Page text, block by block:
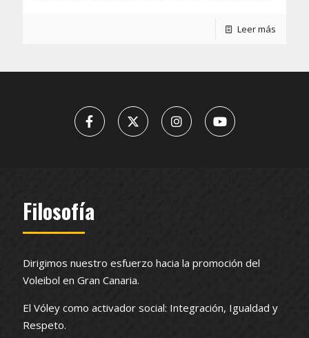
Leer más
Filosofía
Dirigimos nuestro esfuerzo hacia la promoción del
Voleibol en Gran Canaria.
El Vóley como activador social: Integración, Igualdad y
Respeto.